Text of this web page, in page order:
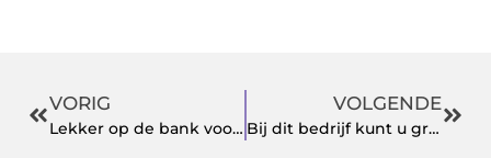
VORIG
Lekker op de bank voor de televisie
VOLGENDE
Bij dit bedrijf kunt u grond bestellen in Rotterdam en gebruikmaken van nog veel meer diensten